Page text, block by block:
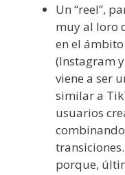
Un “reel”,
muy al loro
en el
(Instagram
viene a ser
similar a
usuarios
porque,